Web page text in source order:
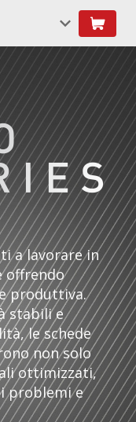
a lavorare in
offrendo
produttiva.
stabili e
le schede
non solo
ottimizzati,
problemi e